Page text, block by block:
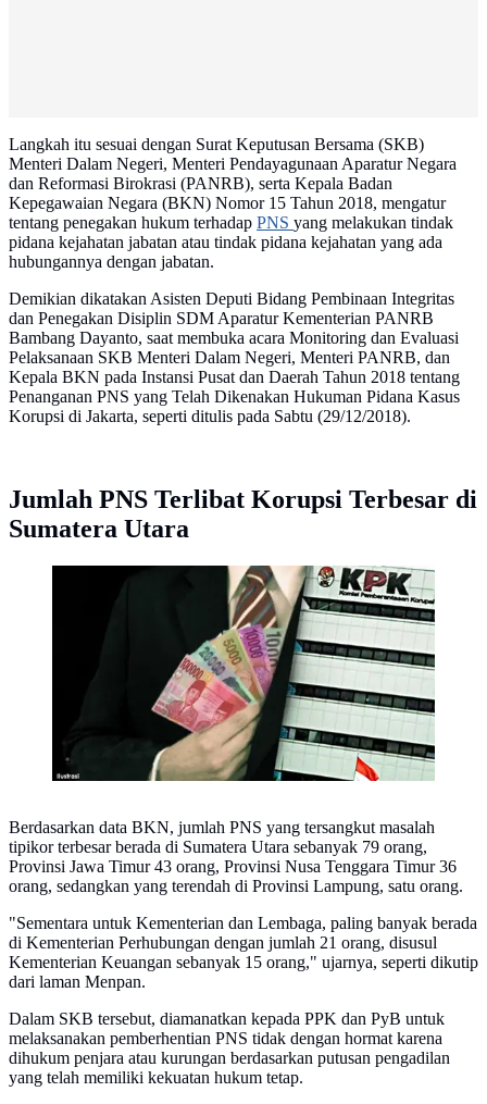
Langkah itu sesuai dengan Surat Keputusan Bersama (SKB)
Menteri Dalam Negeri, Menteri Pendayagunaan Aparatur Negara
dan Reformasi Birokrasi (PANRB), serta Kepala Badan
Kepegawaian Negara (BKN) Nomor 15 Tahun 2018, mengatur
tentang penegakan hukum terhadap PNS yang melakukan tindak
pidana kejahatan jabatan atau tindak pidana kejahatan yang ada
hubungannya dengan jabatan.
Demikian dikatakan Asisten Deputi Bidang Pembinaan Integritas
dan Penegakan Disiplin SDM Aparatur Kementerian PANRB
Bambang Dayanto, saat membuka acara Monitoring dan Evaluasi
Pelaksanaan SKB Menteri Dalam Negeri, Menteri PANRB, dan
Kepala BKN pada Instansi Pusat dan Daerah Tahun 2018 tentang
Penanganan PNS yang Telah Dikenakan Hukuman Pidana Kasus
Korupsi di Jakarta, seperti ditulis pada Sabtu (29/12/2018).
Jumlah PNS Terlibat Korupsi Terbesar di
Sumatera Utara
Ilustrasi Korupsi (Liputan6.com/Andri Wiranuari)
Berdasarkan data BKN, jumlah PNS yang tersangkut masalah
tipikor terbesar berada di Sumatera Utara sebanyak 79 orang,
Provinsi Jawa Timur 43 orang, Provinsi Nusa Tenggara Timur 36
orang, sedangkan yang terendah di Provinsi Lampung, satu orang.
"Sementara untuk Kementerian dan Lembaga, paling banyak berada
di Kementerian Perhubungan dengan jumlah 21 orang, disusul
Kementerian Keuangan sebanyak 15 orang," ujarnya, seperti dikutip
dari laman Menpan.
Dalam SKB tersebut, diamanatkan kepada PPK dan PyB untuk
melaksanakan pemberhentian PNS tidak dengan hormat karena
dihukum penjara atau kurungan berdasarkan putusan pengadilan
yang telah memiliki kekuatan hukum tetap.